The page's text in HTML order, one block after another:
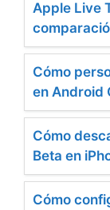
Apple Live
Cómo
en Android
Cómo
Beta en
Cómo